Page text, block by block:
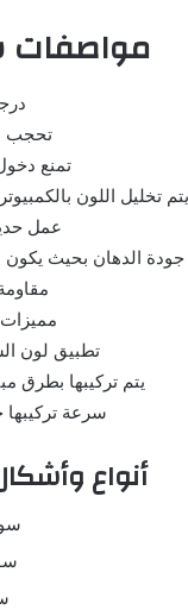
مواصفات
تحجب
تمنع
يتم تخليل اللون
عمل
جودة الدهان بحيث يكون
تطبيق لون
يتم تركيبها بطرق
سرعة
أنواع